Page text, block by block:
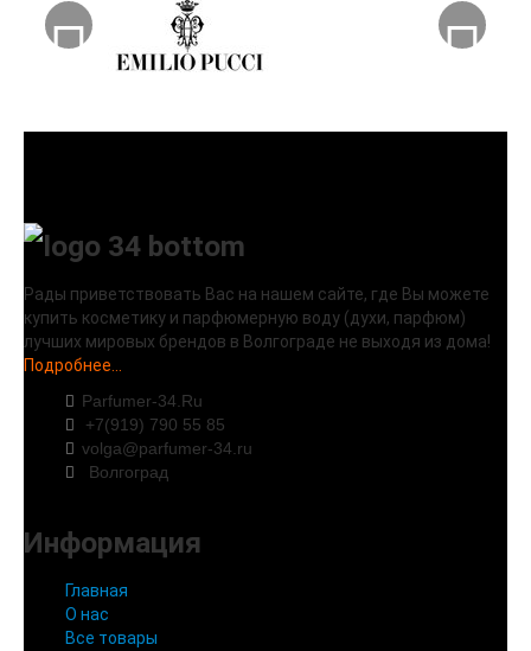
Рады приветствовать Вас на нашем сайте, где Вы можете
купить косметику и парфюмерную воду (духи, парфюм)
лучших мировых брендов в Волгограде не выходя из дома!
Подробнее...
Parfumer-34.Ru
+7(919) 790 55 85
volga@parfumer-34.ru
Волгоград
Информация
Главная
О нас
Все товары